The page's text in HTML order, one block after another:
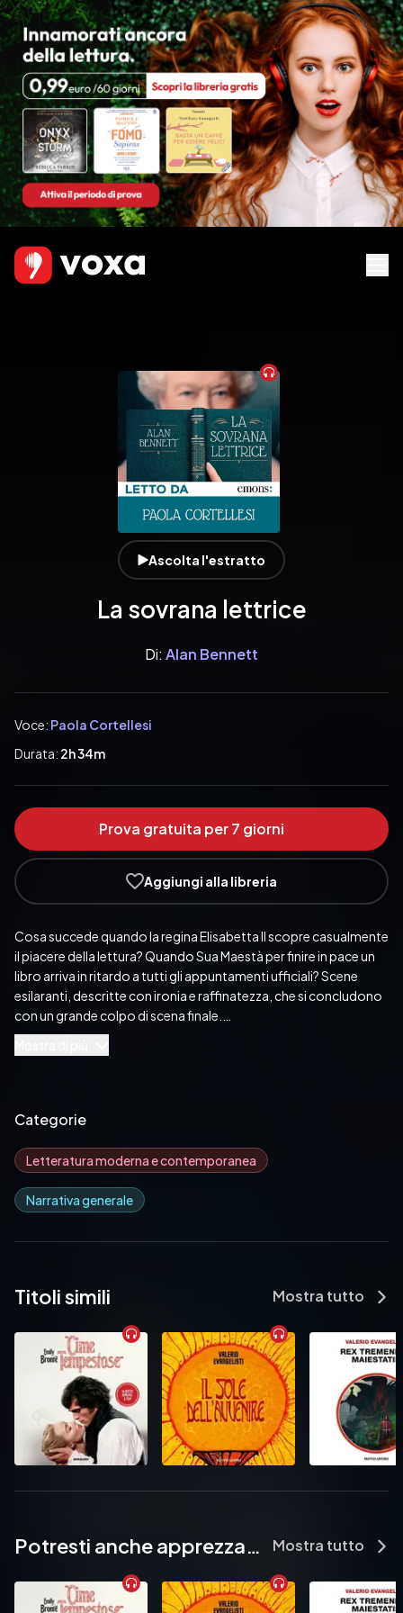
Audiobook
Ascolta l'estratto
La sovrana lettrice
Di: Alan Bennett
Voce: Paola Cortellesi
Durata: 2h 34m
Prova gratuita per 7 giorni
Aggiungi alla libreria
Cosa succede quando la regina Elisabetta II scopre casualmente
il piacere della lettura? Quando Sua Maestà per finire in pace un
libro arriva in ritardo a tutti gli appuntamenti ufficiali? Scene
esilaranti, descritte con ironia e raffinatezza, che si concludono
con un grande colpo di scena finale.
Pubblicato da:  Emons Audiolibri
Categorie
Letteratura moderna e contemporanea
Narrativa generale
Titoli simili Mostra tutto
Potresti anche apprezzare... Mostra tutto